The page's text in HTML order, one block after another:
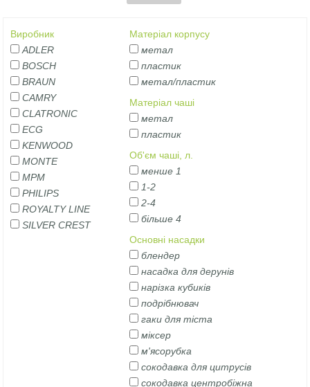
Виробник
ADLER
BOSCH
BRAUN
CAMRY
CLATRONIC
ECG
KENWOOD
MONTE
MPM
PHILIPS
ROYALTY LINE
SILVER CREST
Матеріал корпусу
метал
пластик
метал/пластик
Матеріал чаші
метал
пластик
Об'єм чаші, л.
менше 1
1-2
2-4
більше 4
Основні насадки
блендер
насадка для дерунів
нарізка кубиків
подрібнювач
гаки для тіста
міксер
м'ясорубка
сокодавка для цитрусів
сокодавка центробіжна